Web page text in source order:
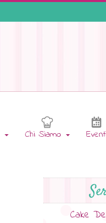
Chi Siamo
Cake